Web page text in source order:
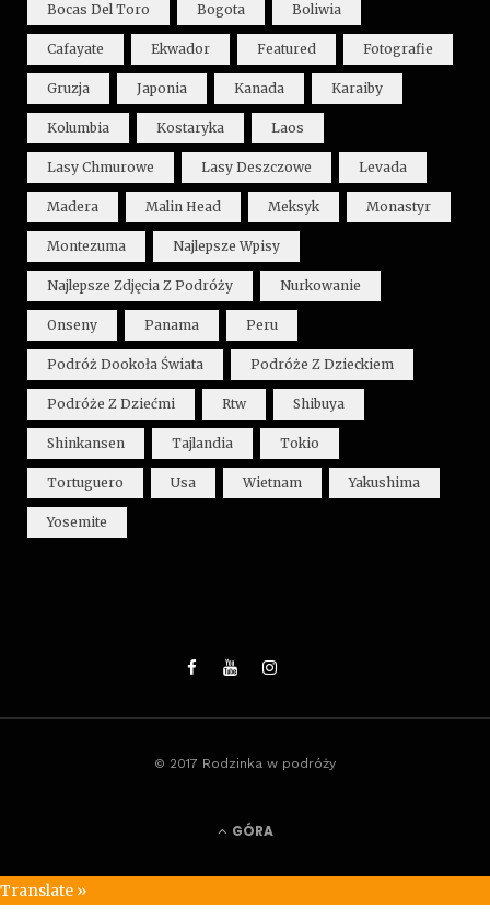
Bocas Del Toro Bogota Boliwia
Cafayate Ekwador Featured Fotografie
Gruzja Japonia Kanada Karaiby
Kolumbia Kostaryka Laos
Lasy Chmurowe Lasy Deszczowe Levada
Madera Malin Head Meksyk Monastyr
Montezuma Najlepsze Wpisy
Najlepsze Zdjęcia Z Podróży Nurkowanie
Onseny Panama Peru
Podróż Dookoła Świata Podróże Z Dzieckiem
Podróże Z Dziećmi Rtw Shibuya
Shinkansen Tajlandia Tokio
Tortuguero Usa Wietnam Yakushima
Yosemite
© 2017 Rodzinka w podróży
GÓRA
Translate »